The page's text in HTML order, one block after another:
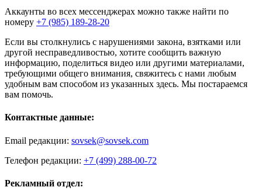
Аккаунты во всех мессенджерах можно также найти по
номеру +7 (985) 189-28-20
Если вы столкнулись с нарушениями закона, взятками или
другой несправедливостью, хотите сообщить важную
информацию, поделиться видео или другими материалами,
требующими общего внимания, свяжитесь с нами любым
удобным вам способом из указанных здесь. Мы постараемся
вам помочь.
Контактные данные:
Email редакции: sovsek@sovsek.com
Телефон редакции: +7 (499) 288-00-72
Рекламный отдел: